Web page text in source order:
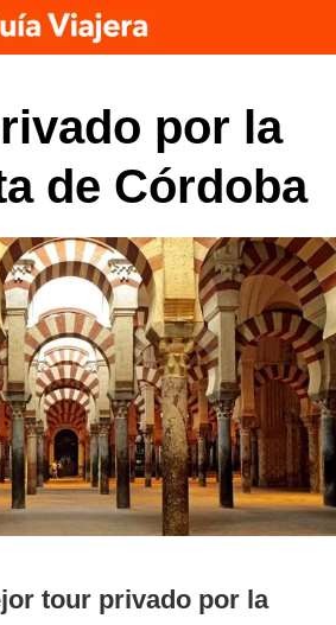
por la
de Córdoba
tour privado por la